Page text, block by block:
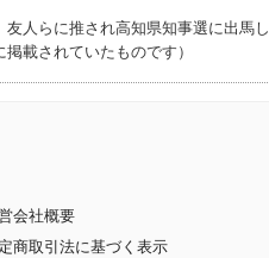
人らに推され高知県知事選に出馬し
載されていたものです）
会社概要
商取引法に基づく表示